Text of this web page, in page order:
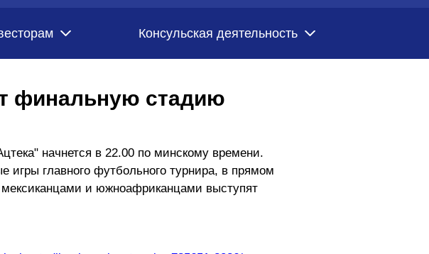
Консульская деятельность
финальную стадию
начнется в 22.00 по минскому времени.
игры главного футбольного турнира, в прямом
и южноафриканцами выступят